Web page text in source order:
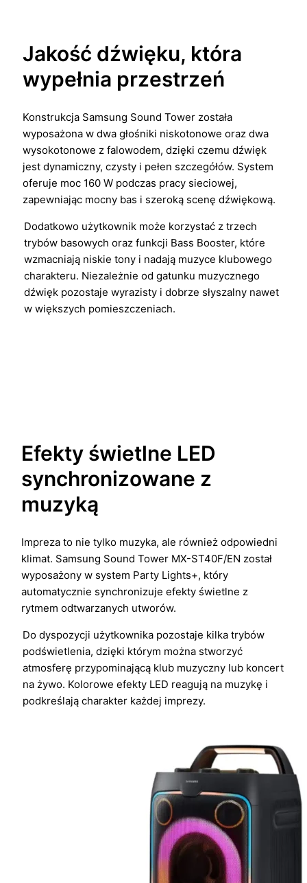
Jakość dźwięku, która
wypełnia przestrzeń
Konstrukcja Samsung Sound Tower została
wyposażona w dwa głośniki niskotonowe oraz dwa
wysokotonowe z falowodem, dzięki czemu dźwięk
jest dynamiczny, czysty i pełen szczegółów. System
oferuje moc 160 W podczas pracy sieciowej,
zapewniając mocny bas i szeroką scenę dźwiękową.
Dodatkowo użytkownik może korzystać z trzech
trybów basowych oraz funkcji Bass Booster, które
wzmacniają niskie tony i nadają muzyce klubowego
charakteru. Niezależnie od gatunku muzycznego
dźwięk pozostaje wyrazisty i dobrze słyszalny nawet
w większych pomieszczeniach.
Efekty świetlne LED
synchronizowane z
muzyką
Impreza to nie tylko muzyka, ale również odpowiedni
klimat. Samsung Sound Tower MX-ST40F/EN został
wyposażony w system Party Lights+, który
automatycznie synchronizuje efekty świetlne z
rytmem odtwarzanych utworów.
Do dyspozycji użytkownika pozostaje kilka trybów
podświetlenia, dzięki którym można stworzyć
atmosferę przypominającą klub muzyczny lub koncert
na żywo. Kolorowe efekty LED reagują na muzykę i
podkreślają charakter każdej imprezy.